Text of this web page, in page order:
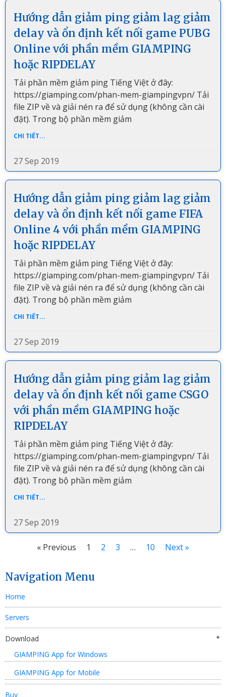
Hướng dẫn giảm ping giảm lag giảm
delay và ổn định kết nối game PUBG
Online với phần mềm GIAMPING
hoặc RIPDELAY
Tải phần mềm giảm ping Tiếng Việt ở đây:
https://giamping.com/phan-mem-giampingvpn/ Tải
file ZIP về và giải nén ra để sử dụng (không cần cài
đặt). Trong bộ phần mềm giảm
CHI TIẾT...
27 Sep 2019
Hướng dẫn giảm ping giảm lag giảm
delay và ổn định kết nối game FIFA
Online 4 với phần mềm GIAMPING
hoặc RIPDELAY
Tải phần mềm giảm ping Tiếng Việt ở đây:
https://giamping.com/phan-mem-giampingvpn/ Tải
file ZIP về và giải nén ra để sử dụng (không cần cài
đặt). Trong bộ phần mềm giảm
CHI TIẾT...
27 Sep 2019
Hướng dẫn giảm ping giảm lag giảm
delay và ổn định kết nối game CSGO
với phần mềm GIAMPING hoặc
RIPDELAY
Tải phần mềm giảm ping Tiếng Việt ở đây:
https://giamping.com/phan-mem-giampingvpn/ Tải
file ZIP về và giải nén ra để sử dụng (không cần cài
đặt). Trong bộ phần mềm giảm
CHI TIẾT...
27 Sep 2019
« Previous 1 2 3 … 10 Next »
Navigation Menu
Home
Servers
Download
GIAMPING App for Windows
GIAMPING App for Mobile
Buy